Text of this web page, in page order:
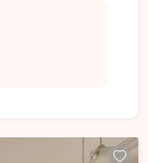
no dia a dia.
amplo e bem
para construção